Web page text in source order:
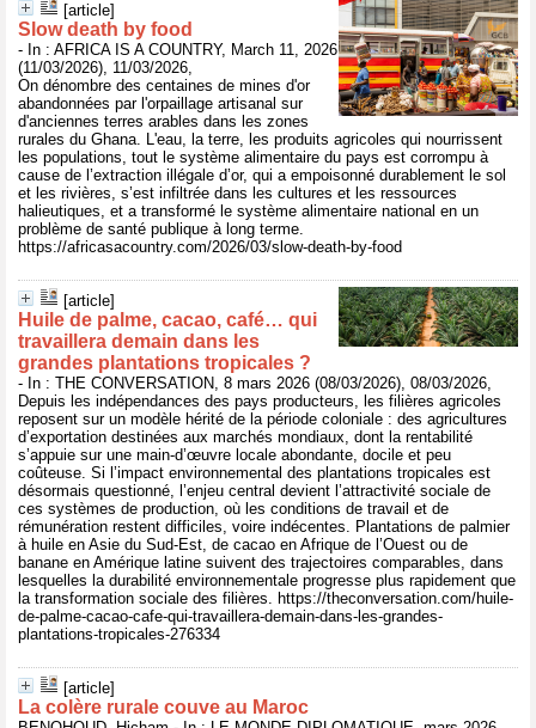
[article]
Slow death by food
- In : AFRICA IS A COUNTRY, March 11, 2026
(11/03/2026), 11/03/2026,
On dénombre des centaines de mines d'or
abandonnées par l'orpaillage artisanal sur
d'anciennes terres arables dans les zones
rurales du Ghana. L'eau, la terre, les produits agricoles qui nourrissent
les populations, tout le système alimentaire du pays est corrompu à
cause de l’extraction illégale d’or, qui a empoisonné durablement le sol
et les rivières, s’est infiltrée dans les cultures et les ressources
halieutiques, et a transformé le système alimentaire national en un
problème de santé publique à long terme.
https://africasacountry.com/2026/03/slow-death-by-food
[article]
Huile de palme, cacao, café… qui
travaillera demain dans les
grandes plantations tropicales ?
- In : THE CONVERSATION, 8 mars 2026 (08/03/2026), 08/03/2026,
Depuis les indépendances des pays producteurs, les filières agricoles
reposent sur un modèle hérité de la période coloniale : des agricultures
d’exportation destinées aux marchés mondiaux, dont la rentabilité
s’appuie sur une main-d’œuvre locale abondante, docile et peu
coûteuse. Si l’impact environnemental des plantations tropicales est
désormais questionné, l’enjeu central devient l’attractivité sociale de
ces systèmes de production, où les conditions de travail et de
rémunération restent difficiles, voire indécentes. Plantations de palmier
à huile en Asie du Sud-Est, de cacao en Afrique de l’Ouest ou de
banane en Amérique latine suivent des trajectoires comparables, dans
lesquelles la durabilité environnementale progresse plus rapidement que
la transformation sociale des filières. https://theconversation.com/huile-
de-palme-cacao-cafe-qui-travaillera-demain-dans-les-grandes-
plantations-tropicales-276334
[article]
La colère rurale couve au Maroc